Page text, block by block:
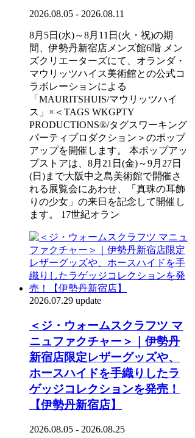
2026.08.05 - 2026.08.11
8月5日(水)～8月11日(火・祝)の期
間、伊勢丹新宿店メンズ館6階 メン
ズクリエーターズにて、オランダ・
マウリッツハイス美術館との公式コ
ラボレーションによる
「MAURITSHUIS/マウリッツハイ
ス」×＜TAGS WKGPTY
PRODUCTIONS®/タグスワーキング
パーティプロダクション＞のポップ
アップを開催します。 本ポップアッ
プストアは、8月21日(金)～9月27日
(日)まで大阪中之島美術館で開催さ
れる展覧会にあわせ、「真珠の耳飾
りの少女」の来日を記念して開催し
ます。 17世紀オラン
2026.07.29 update
＜ジ・ウォームスクラフツ マ
ニュファクチャー＞｜伊勢丹
新宿店限定レザーグッズや、
ホースハイドを手織りしたラ
ゲッジコレクションを発売！
【伊勢丹新宿店】
2026.08.05 - 2026.08.25